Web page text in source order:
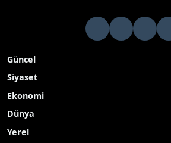
Güncel
Siyaset
Ekonomi
Dünya
Yerel